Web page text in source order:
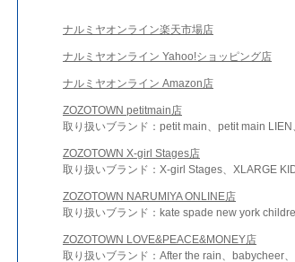
ナルミヤオンライン楽天市場店
ナルミヤオンライン Yahoo!ショッピング店
ナルミヤオンライン Amazon店
ZOZOTOWN petitmain店
取り扱いブランド：petit main、petit main LIEN
ZOZOTOWN X-girl Stages店
取り扱いブランド：X-girl Stages、XLARGE
ZOZOTOWN NARUMIYA ONLINE店
取り扱いブランド：kate spade new york
ZOZOTOWN LOVE&PEACE&MONEY店
取り扱いブランド：After the rain、babycheer